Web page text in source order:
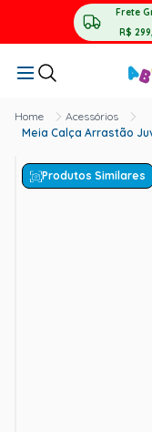
Frete
R$
Acessórios
Meia Calça Arrastão
Produtos Similares